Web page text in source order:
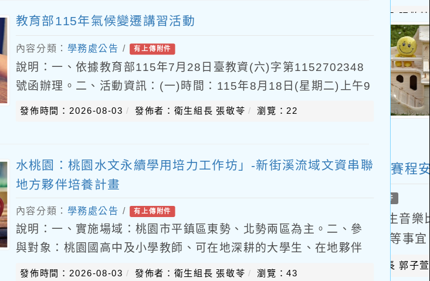
教育部115年氣候變遷講習活動
內容分類： 學務處公告 / 有上傳附件
說明：一、依據教育部115年7月28日臺教資(六)字第1152702348
號函辦理。二、活動資訊：(一)時間：115年8月18日(星期二)上午9
時至12時。(二)對象：大專校院與各級學校教師。(三)辦
發佈時間：2026-08-03 發佈者：衛生組長 張敬苓 瀏覽：22
水桃園：桃園水文永續學用培力工作坊」-新街溪流域文資串聯
地方夥伴培養計畫
內容分類： 學務處公告 / 有上傳附件
說明：一、實施場域：桃園市平鎮區東勢、北勢兩區為主。二、參
與對象：桃園國高中及小學教師、可在地深耕的大學生、在地夥伴
及協會，與愛護桃園水文的所有民眾皆可報名參加，名額上限為15
發佈時間：2026-08-03 發佈者：衛生組長 張敬苓 瀏覽：43